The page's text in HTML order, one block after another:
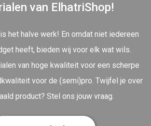
van ElhatriShop!
het halve werk! En omdat niet iedereen
heeft, bieden wij voor elk wat wils.
van hoge kwaliteit voor een scherpe
voor de (semi)pro. Twijfel je over
product? Stel ons jouw vraag.